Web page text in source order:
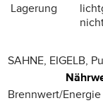
Lagerung
SAHNE, EIGELB,
Brennwert/Energie